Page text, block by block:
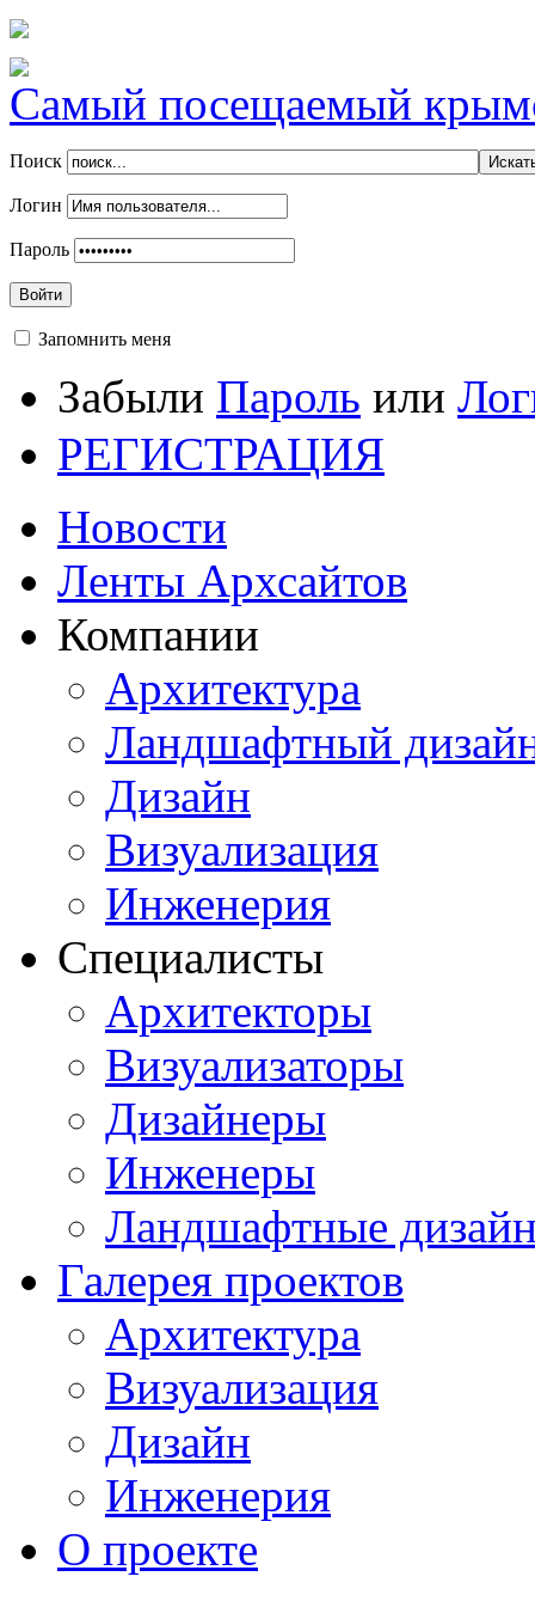
Самый посещаемый
Поиск
Логин
Пароль
Войти
Запомнить меня
Забыли Пароль или
РЕГИСТРАЦИЯ
Новости
Ленты Архсайтов
Компании
Архитектура
Ландшафтный
Дизайн
Визуализация
Инженерия
Специалисты
Архитекторы
Визуализаторы
Дизайнеры
Инженеры
Ландшафтные
Галерея проектов
Архитектура
Визуализация
Дизайн
Инженерия
О проекте